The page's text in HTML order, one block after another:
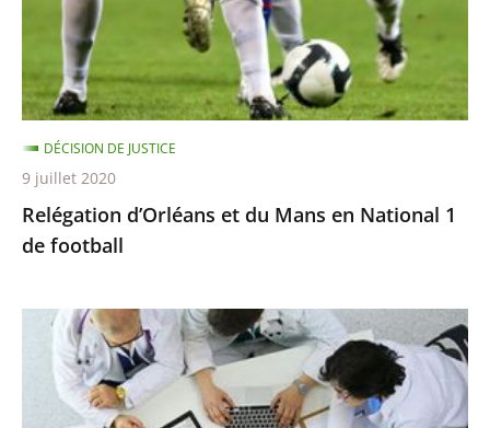
National
de
football
Relégation d’Orléans et du Mans en National 1
de football
DÉCISION DE JUSTICE
9 juillet 2020
Plateforme
Health
Data